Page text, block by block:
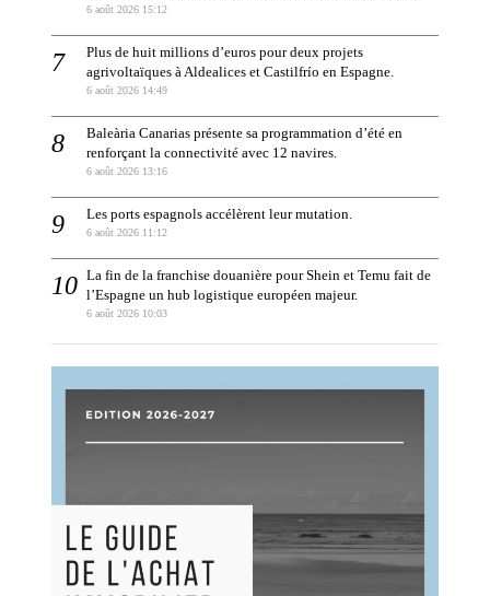
6 août 2026 15:12
Plus de huit millions d’euros pour deux projets
agrivoltaïques à Aldealices et Castilfrío en Espagne.
6 août 2026 14:49
Baleària Canarias présente sa programmation d’été en
renforçant la connectivité avec 12 navires.
6 août 2026 13:16
Les ports espagnols accélèrent leur mutation.
6 août 2026 11:12
La fin de la franchise douanière pour Shein et Temu fait de
l’Espagne un hub logistique européen majeur.
6 août 2026 10:03